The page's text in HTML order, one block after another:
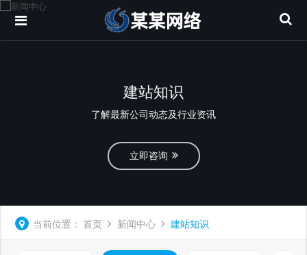
建站知识
了解最新公司动态及行业资讯
立即咨询
当前位置： 首页 新闻中心 建站知识